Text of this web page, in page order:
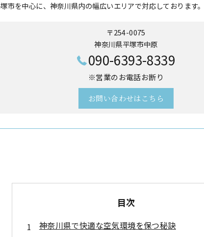
市を中心に、神奈川県内の幅広いエリアで対応しております。
〒254-0075
神奈川県平塚市中原
090-6393-8339
※営業のお電話お断り
お問い合わせはこちら
目次
神奈川県で快適な空気環境を保つ秘訣